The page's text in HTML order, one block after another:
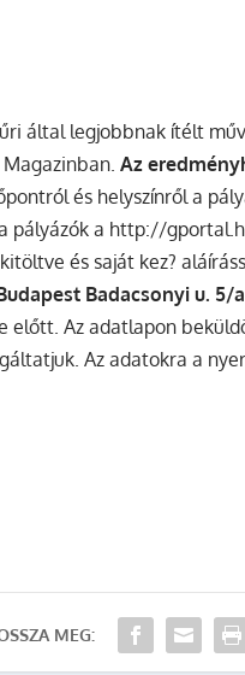
által legjobbnak ítélt
Magazinban.Az
és helyszínről a
pályázók a http://
és saját kez?
Badacsonyi u. 5/a
előtt. Az adatlapon
Az adatokra a
MEG: